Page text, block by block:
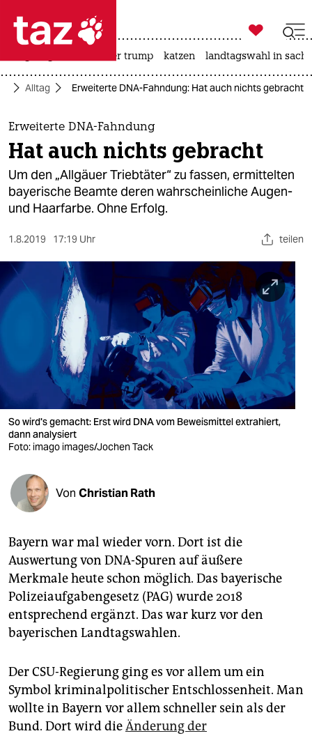
 taz zahl ich
taz zahl ich
themen
politik
öko
sport
wahrheit
verlag
verlag
shop
fragen & hilfe
unterstützen
abo
genossenschaft
epaper login

taz zahl ich
usa unter trump katzen landtagswahl in
Alltag Erweiterte DNA-Fahndung: Hat auch nichts gebracht
Erweiterte DNA-Fahndung
Hat auch nichts gebracht
Um den „Allgäuer Triebtäter“ zu fassen, ermittelten
bayerische Beamte deren wahrscheinliche Augen-
und Haarfarbe. Ohne Erfolg.
1.8.2019 17:19 Uhr teilen
So wird's gemacht: Erst wird DNA vom Beweismittel extrahiert,
dann analysiert
Foto: imago images/Jochen Tack
Von Christian Rath
Bayern war mal wieder vorn. Dort ist die
Auswertung von DNA-Spuren auf äußere
Merkmale heute schon möglich. Das bayerische
Polizeiaufgabengesetz (PAG) wurde 2018
entsprechend ergänzt. Das war kurz vor den
bayerischen Landtagswahlen.
Der CSU-Regierung ging es vor allem um ein
Symbol kriminalpolitischer Entschlossenheit. Man
wollte in Bayern vor allem schneller sein als der
Bund. Dort wird dieÄnderung der